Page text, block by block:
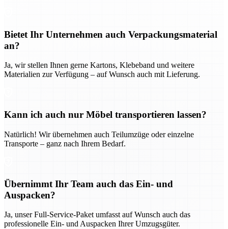
Bietet Ihr Unternehmen auch Verpackungsmaterial
an?
Ja, wir stellen Ihnen gerne Kartons, Klebeband und weitere
Materialien zur Verfügung – auf Wunsch auch mit Lieferung.
Kann ich auch nur Möbel transportieren lassen?
Natürlich! Wir übernehmen auch Teilumzüge oder einzelne
Transporte – ganz nach Ihrem Bedarf.
Übernimmt Ihr Team auch das Ein- und
Auspacken?
Ja, unser Full-Service-Paket umfasst auf Wunsch auch das
professionelle Ein- und Auspacken Ihrer Umzugsgüter.